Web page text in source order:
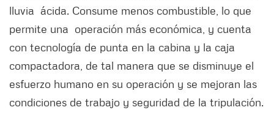
lluvia ácida. Consume menos combustible, lo que
permite una operación más económica, y cuenta
con tecnología de punta en la cabina y la caja
compactadora, de tal manera que se disminuye el
esfuerzo humano en su operación y se mejoran las
condiciones de trabajo y seguridad de la tripulación.